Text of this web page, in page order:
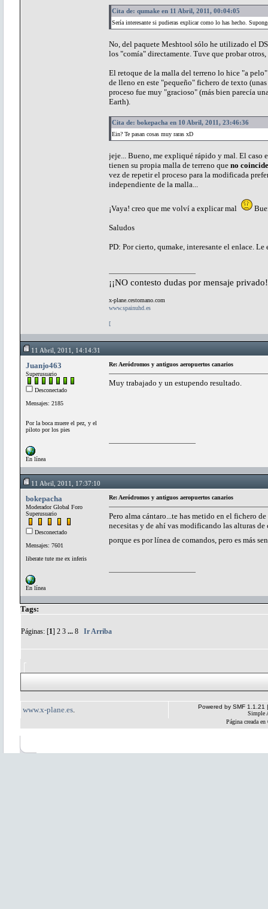
Cita de: qumake en 11 Abril, 2011, 00:04:05
Sería interesante si pudieras explicar como lo has hecho.
No, del paquete Meshtool sólo he utilizado el
los "comía" directamente. Tuve que probar
El retoque de la malla del terreno lo hice "a
de lleno en este "pequeño" fichero de texto
proceso fue muy "gracioso" (más bien parecía
Earth).
Cita de: bokepacha en 10 Abril, 2011, 23:46:36
Ein? Te pasan cosas muy raras xD
jeje... Bueno, me expliqué rápido y mal. El caso
tienen su propia malla de terreno que no coincide
vez de repetir el proceso para la modificada
independiente de la malla...
¡Vaya! creo que me volví a explicar mal
Saludos
PD: Por cierto, qumake, interesante el enlace. Le
¡¡NO contesto dudas por mensaje
x-plane.cestomano.com
www.spainuhd.es
[
11 Abril, 2011, 14:14:31
Juanjo463
Superusuario
Desconectado
Mensajes: 2185
Por la boca muere el pez, y el
piloto por los pies
En línea
Re: Aeródromos y antiguos aeropuertos canarios
Muy trabajado y un estupendo resultado.
11 Abril, 2011, 17:37:10
bokepacha
Moderador Global Foro
Superusuario
Desconectado
Mensajes: 7601
liberate tute me ex inferis
En línea
Re: Aeródromos y antiguos aeropuertos canarios
Pero alma cántaro...te has metido en el fichero
necesitas y de ahí vas modificando las alturas
porque es por línea de comandos, pero es más
Tags:
Páginas: [1] 2 3 ... 8 Ir Arriba
www.x-plane.es Powered by SMF 1.1.21
Simple
Página creada